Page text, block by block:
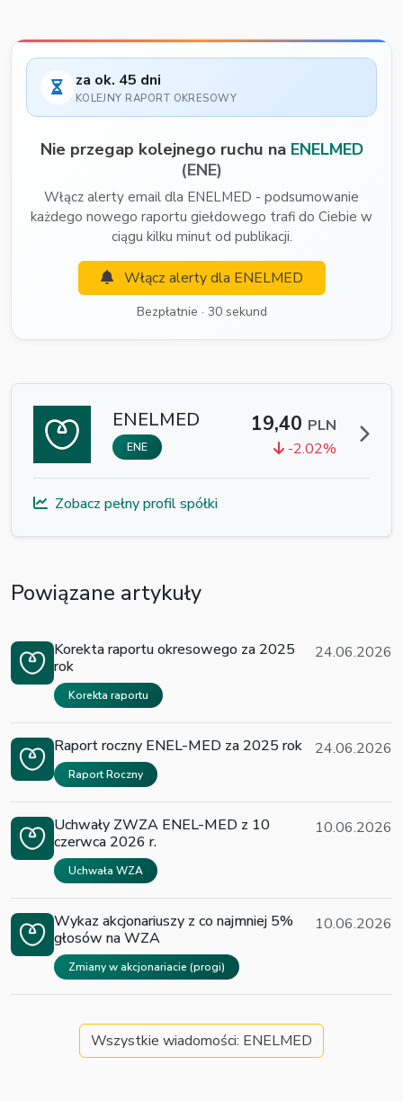
za ok. 45 dni
KOLEJNY RAPORT OKRESOWY
Nie przegap kolejnego ruchu na ENELMED
(ENE)
Włącz alerty email dla ENELMED - podsumowanie
każdego nowego raportu giełdowego trafi do Ciebie w
ciągu kilku minut od publikacji.
Włącz alerty dla ENELMED
Bezpłatnie · 30 sekund
ENELMED
ENE
19,40 PLN
-2.02%
Zobacz pełny profil spółki
Powiązane artykuły
Korekta raportu okresowego za 2025
rok
Korekta raportu
24.06.2026
Raport roczny ENEL-MED za 2025 rok
Raport Roczny
24.06.2026
Uchwały ZWZA ENEL-MED z 10
czerwca 2026 r.
Uchwała WZA
10.06.2026
Wykaz akcjonariuszy z co najmniej 5%
głosów na WZA
Zmiany w akcjonariacie (progi)
10.06.2026
Wszystkie wiadomości: ENELMED